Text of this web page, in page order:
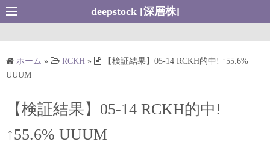
コ
ン
ツ
ッ
deepstock [深層株]
ホーム » RCKH »
【検証結果】05-14 RCKH的中! ↑55.6%
UUUM
【検証結果】05-14 RCKH的中!
↑55.6% UUUM